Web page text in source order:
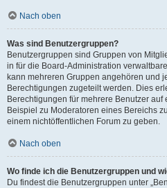
Nach oben
Was sind Benutzergruppen?
Benutzergruppen sind Gruppen von
in für die Board-Administration
kann mehreren Gruppen angehören und
Berechtigungen zugeteilt werden. Dies
Berechtigungen für mehrere Benutzer
Beispiel zu Moderatoren eines Bereichs
einem nichtöffentlichen Forum zu geben.
Nach oben
Wo finde ich die Benutzergruppen und
Du findest die Benutzergruppen unter